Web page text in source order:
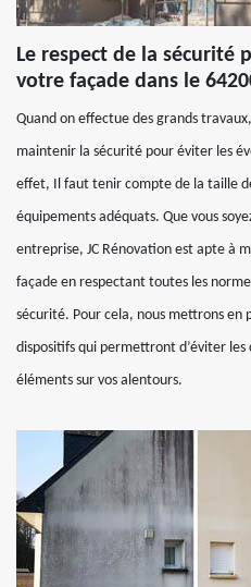
Le respect de la sécurité
votre façade dans le
Quand on effectue des grands
maintenir la sécurité pour éviter les
effet, Il faut tenir compte de la taille
équipements adéquats. Que vous
entreprise, JC Rénovation est apte à
façade en respectant toutes les
sécurité. Pour cela, nous mettrons en
dispositifs qui permettront d’éviter
éléments sur vos alentours.